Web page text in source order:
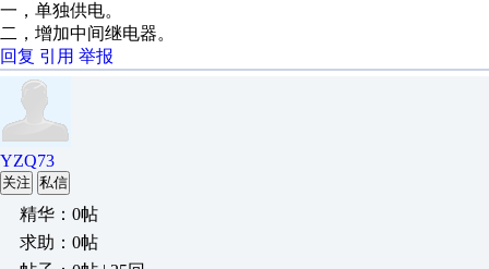
一，单独供电。
二，增加中间继电器。
回复 引用 举报
YZQ73
关注 私信
精华：0帖
求助：0帖